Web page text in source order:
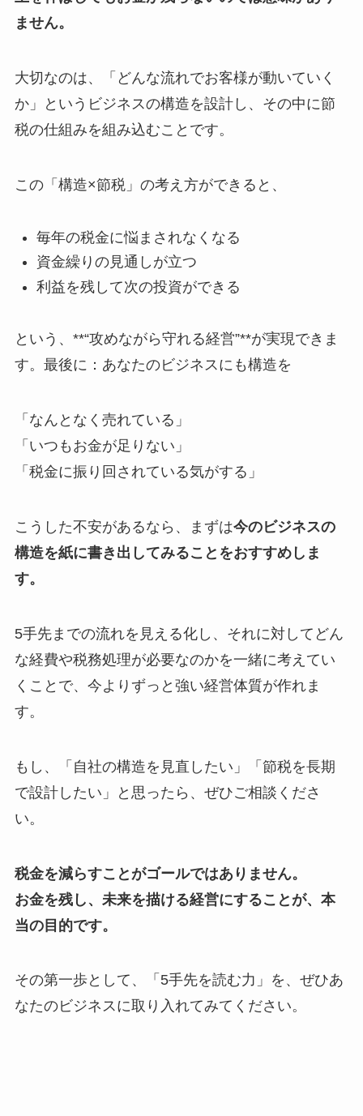
ません。
大切なのは、「どんな流れでお客様が動いていく
か」というビジネスの構造を設計し、その中に節
税の仕組みを組み込むことです。
この「構造×節税」の考え方ができると、
毎年の税金に悩まされなくなる
資金繰りの見通しが立つ
利益を残して次の投資ができる
という、**“攻めながら守れる経営”**が実現できま
す。最後に：あなたのビジネスにも構造を
「なんとなく売れている」
「いつもお金が足りない」
「税金に振り回されている気がする」
こうした不安があるなら、まずは今のビジネスの
構造を紙に書き出してみることをおすすめしま
す。
5手先までの流れを見える化し、それに対してどん
な経費や税務処理が必要なのかを一緒に考えてい
くことで、今よりずっと強い経営体質が作れま
す。
もし、「自社の構造を見直したい」「節税を長期
で設計したい」と思ったら、ぜひご相談くださ
い。
税金を減らすことがゴールではありません。
お金を残し、未来を描ける経営にすることが、本
当の目的です。
その第一歩として、「5手先を読む力」を、ぜひあ
なたのビジネスに取り入れてみてください。